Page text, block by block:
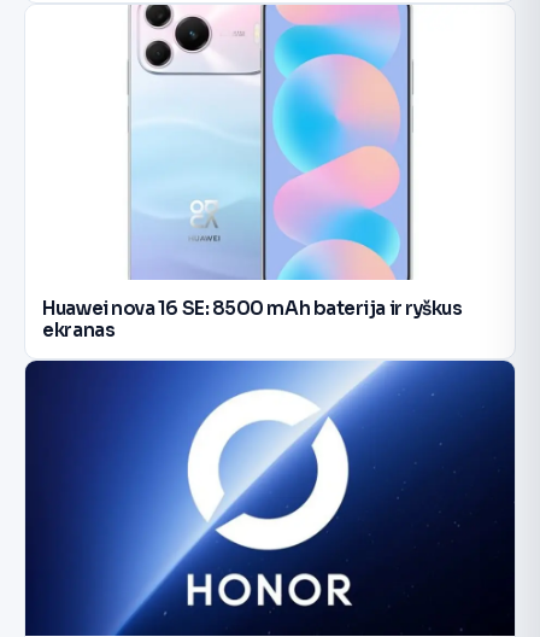
Huawei nova 16 SE: 8500 mAh baterija ir ryškus
ekranas